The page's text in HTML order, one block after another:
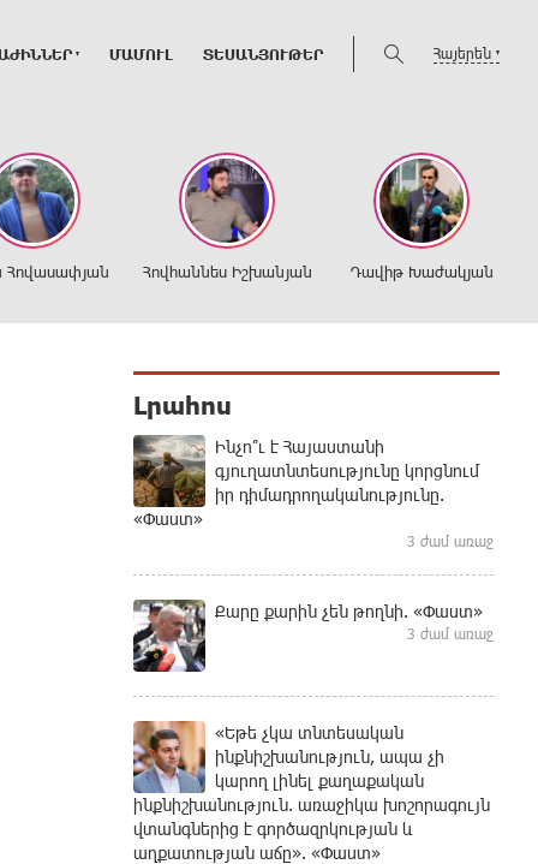
ՄԱՄՈՒԼ ՏԵՍԱՆՅՈՒԹԵՐ Հայերեն
Հովասափյան Հովհաննես Իշխանյան Դավիթ Խաժակյան
Լրահոս
Ինչո՞ւ է Հայաստանի
գյուղատնտեսությունը կորցնում
իր դիմադրողականությունը.
«Փաստ»
3 ժամ առաջ
Քարը քարին չեն թողնի. «Փաստ»
3 ժամ առաջ
«Եթե չկա տնտեսական
ինքնիշխանություն, ապա չի
կարող լինել քաղաքական
ինքնիշխանություն. առաջիկա խոշորագույն
վտանգներից է գործազրկության և
աղքատության աճը». «Փաստ»